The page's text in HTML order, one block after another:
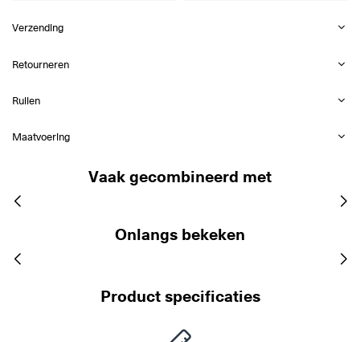
Verzending
Retourneren
Ruilen
Maatvoering
Vaak gecombineerd met
Onlangs bekeken
Product specificaties